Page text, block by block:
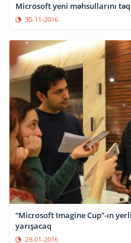
Microsoft yeni məhsullarını
30-11-2016
“Microsoft Imagine Cup”-ın
yarışacaq
29-01-2016